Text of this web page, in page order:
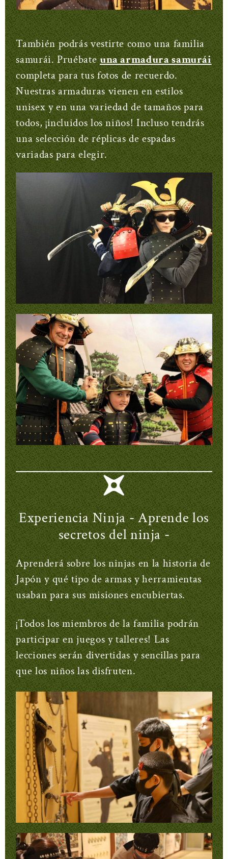
También podrás vestirte como una familia
samurái. Pruébate una armadura samurái
completa para tus fotos de recuerdo.
Nuestras armaduras vienen en estilos
unisex y en una variedad de tamaños para
todos, ¡incluidos los niños! Incluso tendrás
una selección de réplicas de espadas
variadas para elegir.
Experiencia Ninja - Aprende los
secretos del ninja -
Aprenderá sobre los ninjas en la historia de
Japón y qué tipo de armas y herramientas
usaban para sus misiones encubiertas.
¡Todos los miembros de la familia podrán
participar en juegos y talleres! Las
lecciones serán divertidas y sencillas para
que los niños las disfruten.